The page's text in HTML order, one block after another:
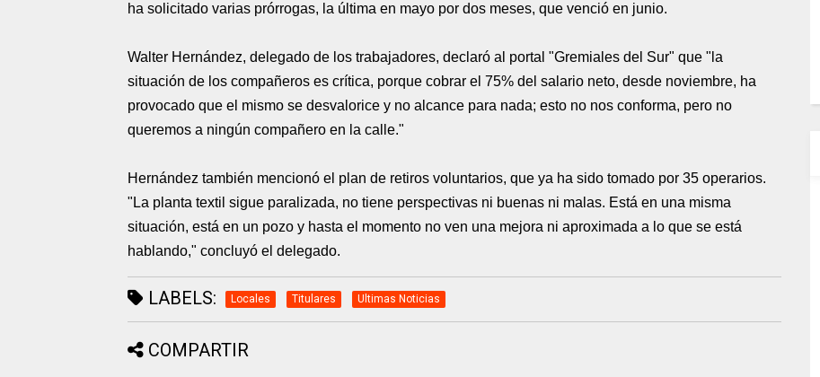
ha solicitado varias prórrogas, la última en mayo por dos meses, que venció en junio.
Walter Hernández, delegado de los trabajadores, declaró al portal "Gremiales del Sur" que "la
situación de los compañeros es crítica, porque cobrar el 75% del salario neto, desde noviembre, ha
provocado que el mismo se desvalorice y no alcance para nada; esto no nos conforma, pero no
queremos a ningún compañero en la calle."
Hernández también mencionó el plan de retiros voluntarios, que ya ha sido tomado por 35 operarios.
"La planta textil sigue paralizada, no tiene perspectivas ni buenas ni malas. Está en una misma
situación, está en un pozo y hasta el momento no ven una mejora ni aproximada a lo que se está
hablando," concluyó el delegado.
LABELS: Locales Titulares Ultimas Noticias
COMPARTIR